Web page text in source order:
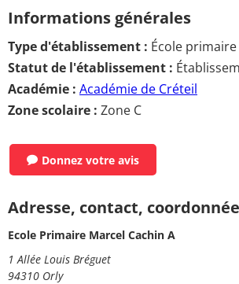
Informations générales
Type d'établissement : École primaire
Statut de l'établissement :
Académie : Académie de Créteil
Zone scolaire : Zone C
Donnez votre avis
Adresse, contact,
Ecole Primaire Marcel Cachin A
1 Allée Louis Bréguet
94310 Orly